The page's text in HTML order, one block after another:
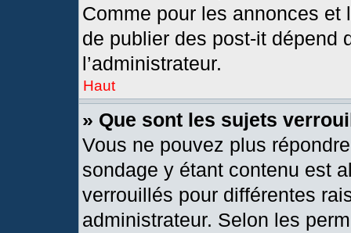
Comme pour les annonces
de publier des post-it dépend
l’administrateur.
Haut
» Que sont les sujets
Vous ne pouvez plus
sondage y étant contenu est
verrouillés pour différentes
administrateur. Selon les